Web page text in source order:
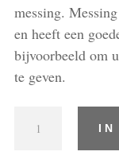
messing.
en heeft een
bijvoorbeeld om
te geven.
messing
IN